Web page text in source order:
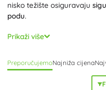
nisko težište osiguravaju
podu.
Odaberite jednostupanjski ili
prema visini i dobi djeteta.
pružajustabilnost,sigurnost
oblik i lako periva površina
higijenskim
Prikaži više
PreporučujemoNajniža cijena